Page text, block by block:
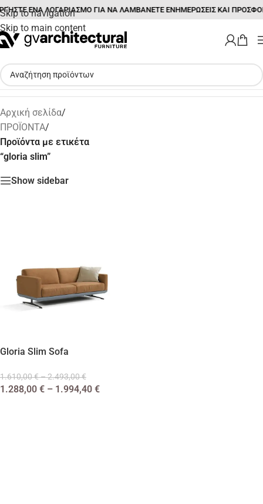
Skip to navigation
Skip to main content
ΕΝΑ ΛΟΓΑΡΙΑΣΜΟ ΓΙΑ ΝΑ ΛΑΜΒΑΝΕΤΕ ΕΝΗΜΕΡΩΣΕΙΣ ΚΑΙ
Αρχική σελίδα/
ΠΡΟΪΟΝΤΑ/
Προϊόντα με ετικέτα
“gloria slim”
Show sidebar
Gloria Slim Sofa
1.610,00€–2.493,00€
1.288,00 € – 1.994,40 €